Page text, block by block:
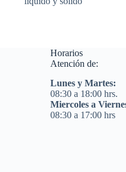
Horarios
Atención de:
Lunes y Martes:
08:30 a 18:00 hrs.
Miercoles a
08:30 a 17:00 hrs